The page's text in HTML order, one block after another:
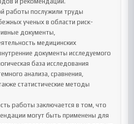
работы послужили труды
ученых в области риск-
документы,
медицинских
документы исследуемого
база исследования
анализа, сравнения,
статистические методы
работы заключается в том, что
могут быть применены для